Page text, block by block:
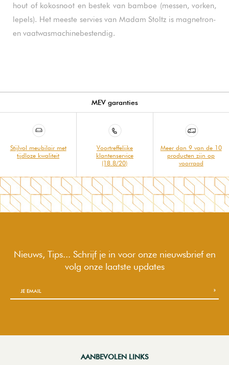
hout of kokosnoot en bestek van bamboe (messen, vorken,
lepels). Het meeste servies van Madam Stoltz is magnetron-
en vaatwasmachinebestendig.
MEV garanties
Stijlvol meubilair met
tijdloze kwaliteit
Voortreffelijke
klantenservice
(18.8/20)
Meer dan 9 van de 10
producten zijn op
voorraad
Nieuws, Tips... Schrijf je in voor onze nieuwsbrief en
volg onze laatste updates
AANBEVOLEN LINKS